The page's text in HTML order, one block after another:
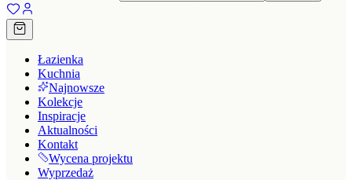
Łazienka
Kuchnia
Najnowsze
Kolekcje
Inspiracje
Aktualności
Kontakt
Wycena projektu
Wyprzedaż